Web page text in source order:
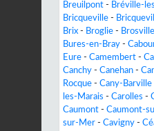
Breuilpont - Bréville-
Bricqueville -
Brix - Broglie - Brosville
Bures-en-Bray -
Eure - Camembert -
Canchy - Canehan -
Rocque - Cany-Barville
les-Marais - Carolles -
Caumont - Caumont-
sur-Mer - Cavigny -